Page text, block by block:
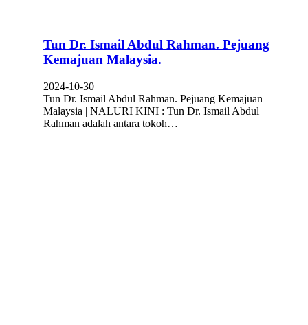
Tun Dr. Ismail Abdul Rahman. Pejuang
Kemajuan Malaysia.
2024-10-30
Tun Dr. Ismail Abdul Rahman. Pejuang Kemajuan
Malaysia | NALURI KINI : Tun Dr. Ismail Abdul
Rahman adalah antara tokoh…